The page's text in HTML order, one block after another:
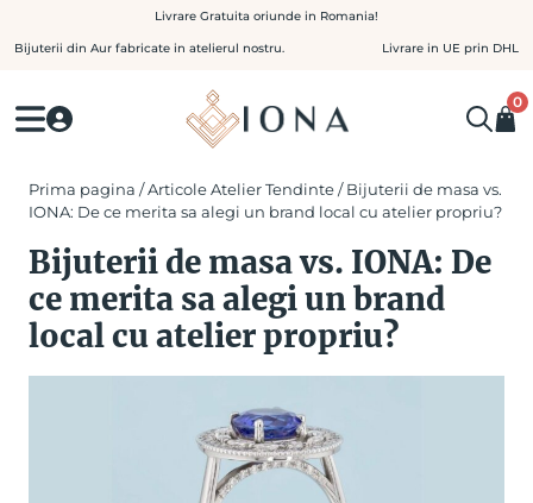
to
Livrare Gratuita oriunde in Romania!
Bijuterii din Aur fabricate in atelierul nostru. Livrare in UE prin DHL
0
Prima pagina /Articole Atelier Tendinte/ Bijuterii de masa vs.
IONA: De ce merita sa alegi un brand local cu atelier propriu?
Bijuterii de masa vs. IONA: De
ce merita sa alegi un brand
local cu atelier propriu?